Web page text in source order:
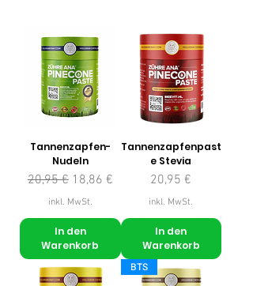
Tannenzapfen-
Nudeln
Standardpreis
20,95 € Sale-Preis
18,86 €
inkl. MwSt.
In den
Warenkorb
Tannenzapfenpast
e Stevia
Preis
20,95 €
inkl. MwSt.
In den
Warenkorb
BTS